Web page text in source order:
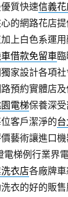
質快速信義
的網路花店
上白色系運
借款免留車
家設計各項
預約實體店
電梯保養深
客戶潔淨的
藝術讓進口
電梯例行業界
衣店各廠牌
衣的好的販